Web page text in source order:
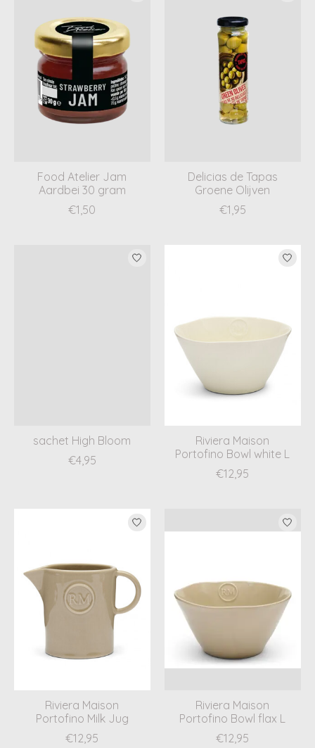
Food Atelier Jam
Aardbei 30 gram
€1,50
Delicias de Tapas
Groene Olijven
€1,95
sachet High Bloom
€4,95
Riviera Maison
Portofino Bowl white L
€12,95
Riviera Maison
Portofino Milk Jug
€12,95
Riviera Maison
Portofino Bowl flax L
€12,95